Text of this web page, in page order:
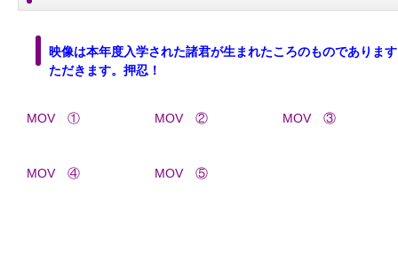
映像は本年度入学された諸君が生まれたころのものであり
ただきます。 押忍！
MOV ① MOV ② MOV ③
MOV ④ MOV ⑤